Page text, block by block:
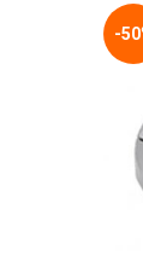
-